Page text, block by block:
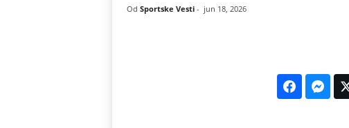
t
Od Sportske Vesti- jun 18, 2026